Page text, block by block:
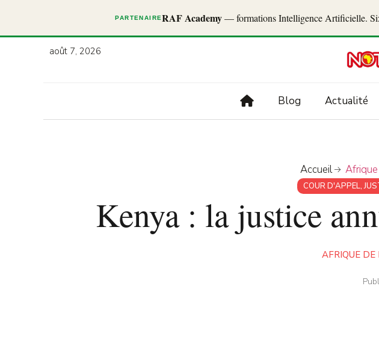
PARTENAIRERAF Academy— formations Intelligence Artificielle.
août 7, 2026
Blog Actualité
Accueil
COUR D'APPEL,
Kenya : la justice
AFRIQUE DE